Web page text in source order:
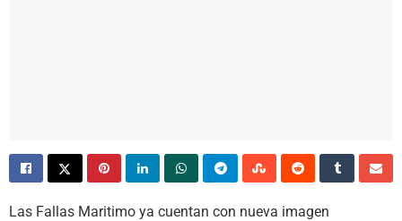
Las Fallas Maritimo ya cuentan con nueva imagen